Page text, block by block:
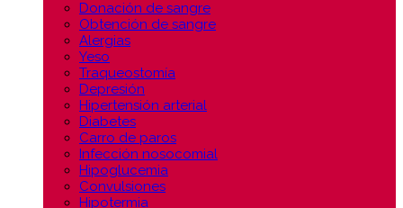
Donación de sangre
Obtención de sangre
Alergias
Yeso
Traqueostomía
Depresión
Hipertensión arterial
Diabetes
Carro de paros
Infección nosocomial
Hipoglucemia
Convulsiones
Hipotermia